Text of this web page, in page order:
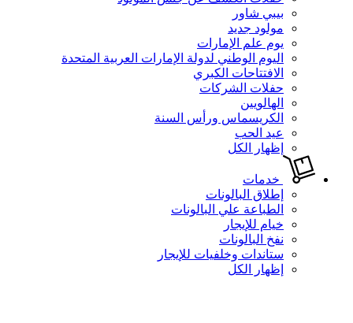
بيبي شاور
مولود جديد
يوم علم الإمارات
اليوم الوطني لدولة الإمارات العربية المتحدة
الافتتاحات الكبري
حفلات الشركات
الهالويين
الكريسماس ورأس السنة
عيد الحب
إظهار الكل
خدمات
إطلاق البالونات
الطباعة علي البالونات
خيام للإيجار
نفخ البالونات
ستاندات وخلفيات للإيجار
إظهار الكل